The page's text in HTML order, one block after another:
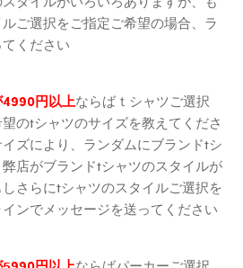
ご選択をご指定ご希望の場合、ラ
ください
円以上ならばｔシャツご選択
のtシャツのサイズを教えてくださ
ズにより、ランダムにブランドtシ
店がブランドtシャツのスタイルが
さらにtシャツのスタイルご選択を
ンでメッセージを送ってください